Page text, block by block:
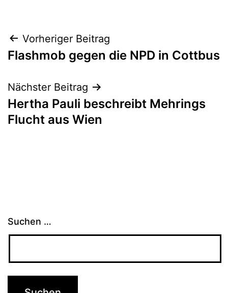
Beitragsnavigation
Vorheriger Beitrag
Flashmob gegen die NPD in Cottbus
Nächster Beitrag
Hertha Pauli beschreibt Mehrings
Flucht aus Wien
Suchen …